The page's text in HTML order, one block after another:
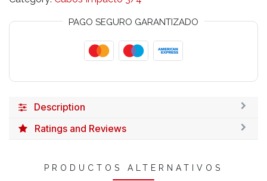
PAGO SEGURO GARANTIZADO
Description
Ratings and Reviews
PRODUCTOS ALTERNATIVOS